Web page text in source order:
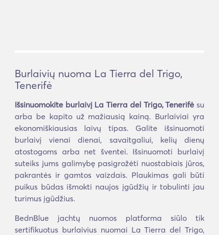
Burlaivių nuoma La Tierra del Trigo,
Tenerifė
Išsinuomokite burlaivį La Tierra del Trigo, Tenerifė su
arba be kapito už mažiausią kainą. Burlaiviai yra
ekonomiškiausias laivų tipas. Galite išsinuomoti
burlaivį vienai dienai, savaitgaliui, kelių dienų
atostogoms arba net šventei. Išsinuomoti burlaivį
suteiks jums galimybę pasigrožėti nuostabiais jūros,
pakrantės ir gamtos vaizdais. Plaukimas gali būti
puikus būdas išmokti naujos įgūdžių ir tobulinti jau
turimus įgūdžius.
BednBlue jachtų nuomos platforma siūlo tik
sertifikuotus burlaivius nuomai La Tierra del Trigo,